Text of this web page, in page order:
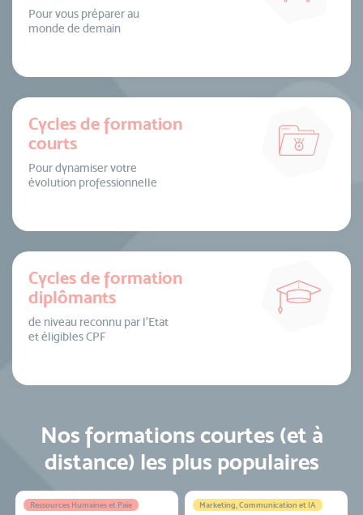
Pour vous préparer au
monde de demain
Cycles de formation
courts
Pour dynamiser votre
évolution professionnelle
Cycles de formation
diplômants
de niveau reconnu par l’Etat
et éligibles CPF
Nos formations courtes (et à
distance) les plus populaires
Ressources Humaines et Paie Marketing, Communication et IA